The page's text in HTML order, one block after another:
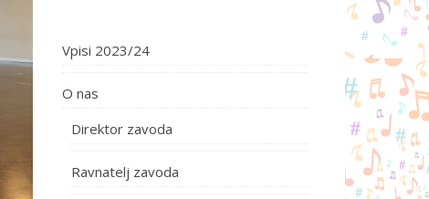
Vpisi 2023/24
O nas
Direktor zavoda
Ravnatelj zavoda